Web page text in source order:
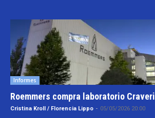
Informes
Roemmers compra laboratorio Craveri
Cristina Kroll / Florencia Lippo - 05/05/2026 20:00